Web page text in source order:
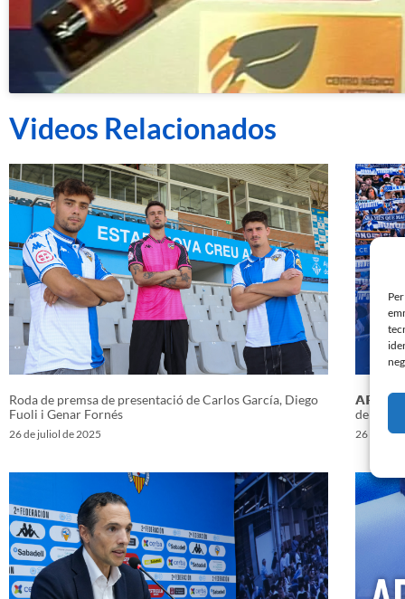
Videos Relacionados
Roda de premsa de presentació de Carlos García, Diego
Fuoli i Genar Fornés
26 de juliol de 2025
𝗔𝗥𝗔
de socis
26 de